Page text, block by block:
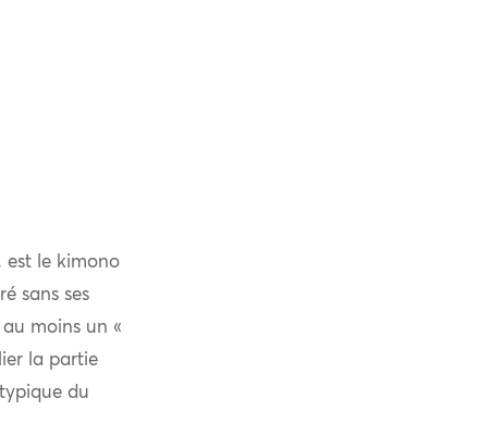
est le kimono
sans ses
moins un «
la partie
du